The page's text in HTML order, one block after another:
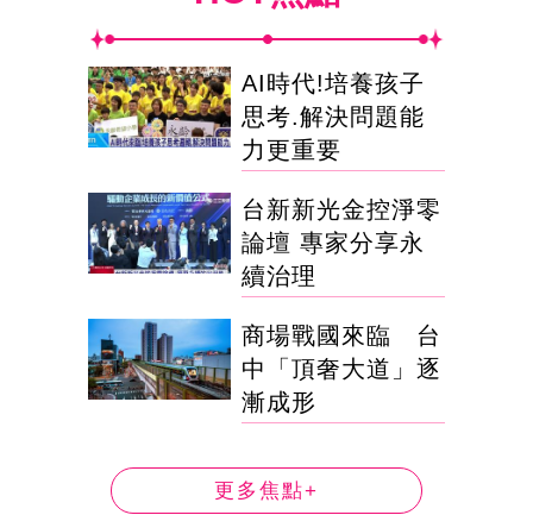
AI時代!培養孩子
思考.解決問題能
力更重要
台新新光金控淨零
論壇 專家分享永
續治理
商場戰國來臨 台
中「頂奢大道」逐
漸成形
更多焦點+